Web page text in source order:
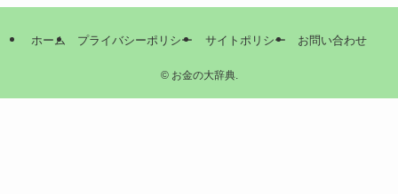
ホーム プライバシーポリシー サイトポリシー お問い合わせ
©お金の大辞典.